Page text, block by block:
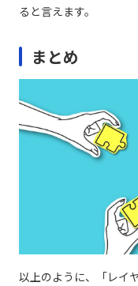
ると言えます。
まとめ
以上のように、「レイ